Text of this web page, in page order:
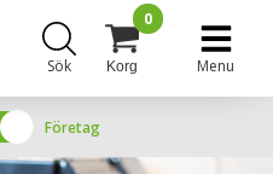
Sök Korg
0
Menu
Företag